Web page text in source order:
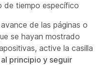
de tiempo específico
de las páginas o
se hayan mostrado
active la casilla
principio y seguir